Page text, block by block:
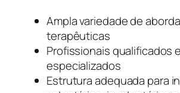
Ampla variedade de
terapêuticas
Profissionais qualificados e
especializados
Estrutura adequada para